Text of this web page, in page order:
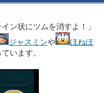
ン状にツムを消すよ！」
ジャスミンや
ほねほ
います。